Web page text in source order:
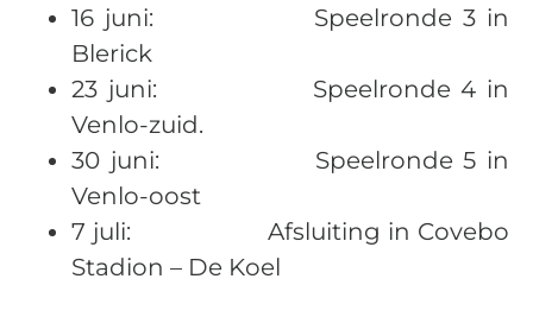
16 juni: Speelronde 3 in
Blerick
23 juni: Speelronde 4 in
Venlo-zuid.
30 juni: Speelronde 5 in
Venlo-oost
7 juli: Afsluiting in Covebo
Stadion – De Koel